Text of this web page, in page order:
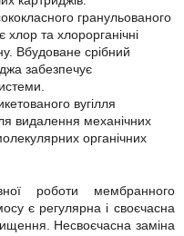
гранульованого
хлор та хлорорганічні
Вбудоване срібний
забезпечує
вугілля
видалення механічних
органічних
роботи мембранного
є регулярна і своєчасна
Несвоєчасна заміна